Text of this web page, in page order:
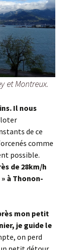
et Montreux.
Il nous
de ce
comme
possible.
de 28km/h
à Thonon-
mon petit
je guide le
on perd